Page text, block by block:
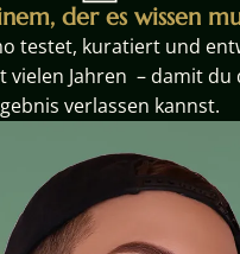
der es wissen
testet, kuratiert und
vielen Jahren – damit du
verlassen kannst.